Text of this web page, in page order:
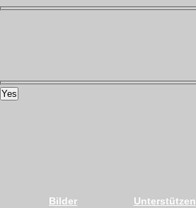
Yes
Bilder
Unterstützen